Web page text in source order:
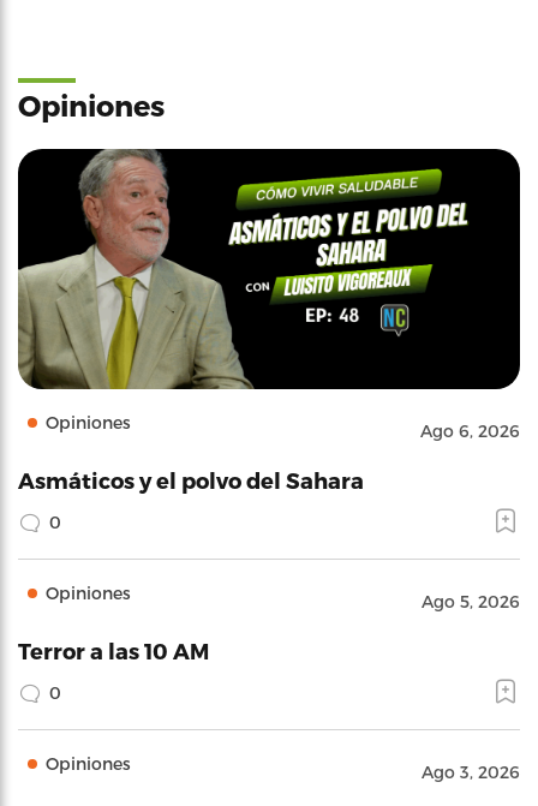
Opiniones
Opiniones Ago 6, 2026
Asmáticos y el polvo del Sahara
0
Opiniones Ago 5, 2026
Terror a las 10 AM
0
Opiniones Ago 3, 2026